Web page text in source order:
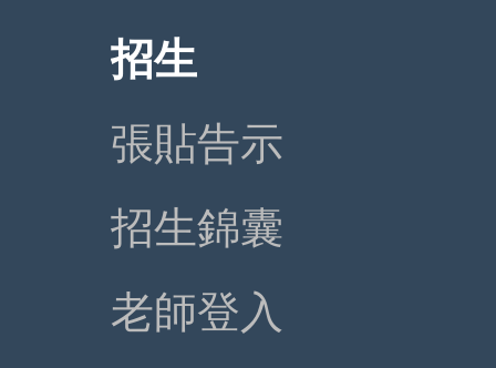
招生
張貼告示
招生錦囊
老師登入